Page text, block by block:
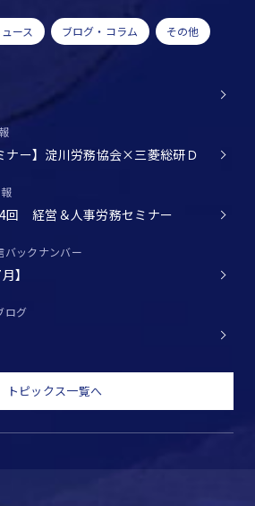
ース ブログ・コラム その他
ナー】淀川労務協会×三菱総研Ｄ
経営＆人事労務セミナー
バックナンバー
】
ログ
トピックス一覧へ